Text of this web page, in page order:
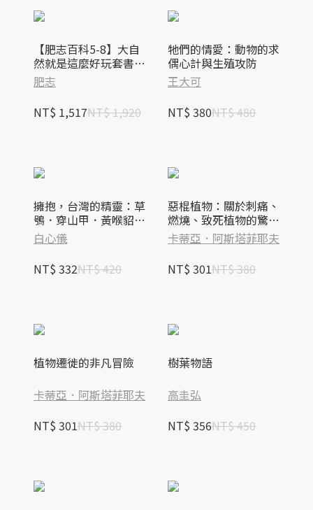
【肥志百科5-8】大自
然就是這麼好玩套書
組：原來你是這樣的動
物與植物！
肥志
NT$ 1,517NT$ 1,920
牠們的情愛：動物的求
偶心計與生殖攻防
王大可
NT$ 380NT$ 480
擁抱，台灣的精靈：草
鴞．穿山甲．黃喉貂．
大赤鼯鼠．白面鼯鼠．
白海豚．鯨豚追蹤全紀
錄
白心儀
NT$ 332NT$ 420
惡棍植物：關於刺痛、
燃燒、致死植物的驚人
故事
卡蒂亞．阿斯塔菲耶夫
NT$ 301NT$ 380
植物遷徙的非凡冒險
卡蒂亞．阿斯塔菲耶夫
NT$ 301NT$ 380
樹葉物語
高圭弘
NT$ 356NT$ 450